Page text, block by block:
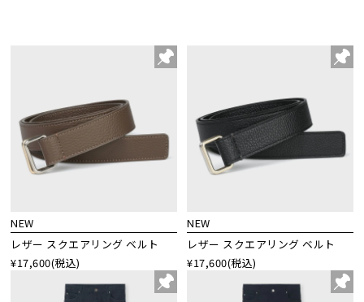
NEW
レザー スクエアリング ベルト
¥17,600(税込)
NEW
レザー スクエアリング ベルト
¥17,600(税込)